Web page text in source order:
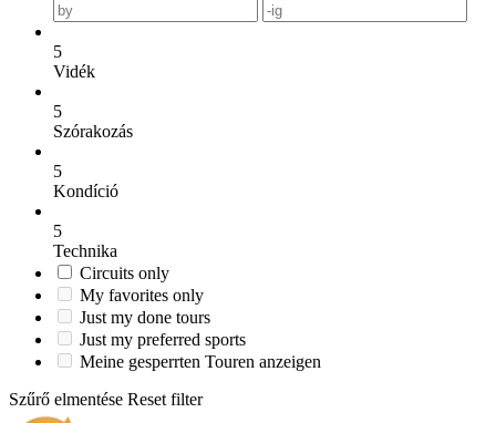
5
Vidék
5
Szórakozás
5
Kondíció
5
Technika
Circuits only
My favorites only
Just my done tours
Just my preferred sports
Meine gesperrten Touren anzeigen
Szűrő elmentése Reset filter